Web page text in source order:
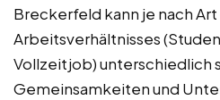
Breckerfeld kann je nach Art
Arbeitsverhältnisses
Vollzeitjob) unterschiedlich
Gemeinsamkeiten und